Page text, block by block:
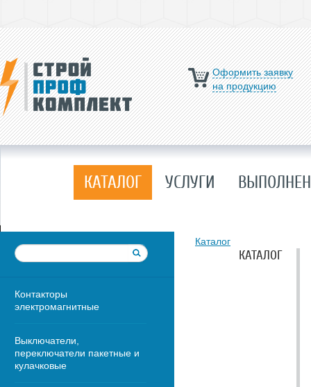
Оформить заявку
на продукцию
КАТАЛОГ УСЛУГИ
Контакторы
электромагнитные
Выключатели,
переключатели пакетные и
кулачковые
Каталог
КАТАЛОГ